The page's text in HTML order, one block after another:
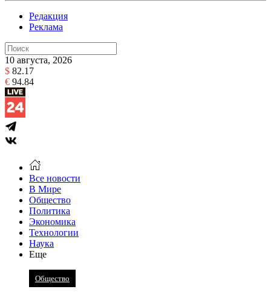
Редакция
Реклама
10 августа, 2026
$ 82.17
€ 94.84
Все новости
В Мире
Общество
Политика
Экономика
Технологии
Наука
Еще
Общество